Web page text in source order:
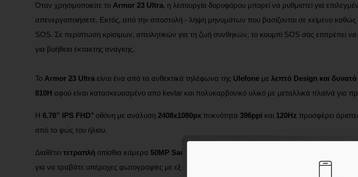
Όταν χρησιμοποιείτε το Armor 23 Ultra, η λειτουργία δορυφόρου μπορεί να ρυθμιστεί για
απενεργοποιήσετε. Εκτός, από την αποστολή - λήψη μηνυμάτων που βασίζονται σε κείμενο καθώς
SOS. Σε περίπτωση κρίσιμων, απειλητικών για τη ζωή συνθηκών, το κουμπί SOS σάς επιτρέπει
για βοήθεια έκτακτης ανάγκης.
To Armor 23 Ultra είναι ένα από τα ανθεκτικά τηλέφωνα της Ulefone με λεπτό Design και δυνατά
810H αφού είναι κατασκευασμένο απο kevlar και πολυκαρβονικό υλικό με μεταλλικά πλαϊνά για
Η 6.78” IPS FHD+ οθόνη με ανάλυση 2408x1080px πυκνότητα 396ppi και 120Hz προσφέρει
από το φώς του ήλιου.
Διαθέτει τετραπλή οπίσθια κάμερα 50MP Samsung S5KGN1 + 50MP Ultra Wide-Angle + 64MP
για να τραβάτε υπέροχες φωτογραφίες με εξαιρετική ευκρίνεια ακόμα και στο σκοτάδι. Η